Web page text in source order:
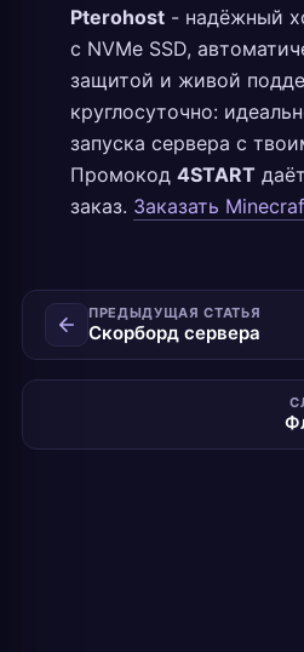
Pterohost - надёжный
с NVMe SSD,
защитой и живой
круглосуточно:
запуска сервера с
Промокод 4START
заказ. Заказать
ПРЕДЫДУЩАЯ СТАТЬЯ
Скорборд сервера